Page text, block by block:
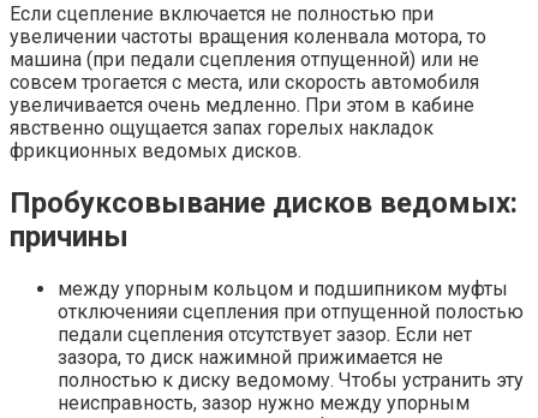
Если сцепление включается не полностью при
увеличении частоты вращения коленвала мотора, то
машина (при педали сцепления отпущенной) или не
совсем трогается с места, или скорость автомобиля
увеличивается очень медленно. При этом в кабине
явственно ощущается запах горелых накладок
фрикционных ведомых дисков.
Пробуксовывание дисков ведомых:
причины
между упорным кольцом и подшипником муфты
отключенияи сцепления при отпущенной полостью
педали сцепления отсутствует зазор. Если нет
зазора, то диск нажимной прижимается не
полностью к диску ведомому. Чтобы устранить эту
неисправность, зазор нужно между упорным